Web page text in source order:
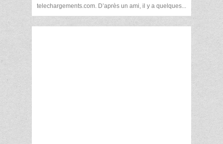
telechargements.com. D’après un ami, il y a quelques...